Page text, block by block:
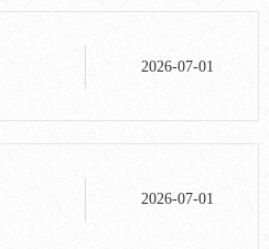
2026-07-01
2026-07-01